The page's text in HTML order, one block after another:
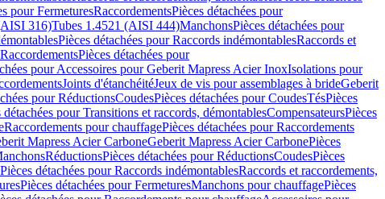
pour FermeturesRaccordementsPièces détachées pour
316)Tubes 1.4521 (AISI 444)ManchonsPièces détachées pour
Pièces détachées pour Raccords indémontablesRaccords et
RaccordementsPièces détachées pour
pour Accessoires pour Geberit Mapress Acier InoxIsolations pour
Joints d'étanchéitéJeux de vis pour assemblages à brideGeberit
pour RéductionsCoudesPièces détachées pour CoudesTésPièces
détachées pour Transitions et raccords, démontablesCompensateursPièces
Raccordements pour chauffagePièces détachées pour Raccordements
Mapress Acier CarboneGeberit Mapress Acier CarbonePièces
RéductionsPièces détachées pour RéductionsCoudesPièces
Pièces détachées pour Raccords indémontablesRaccords et raccordements,
Pièces détachées pour FermeturesManchons pour chauffagePièces